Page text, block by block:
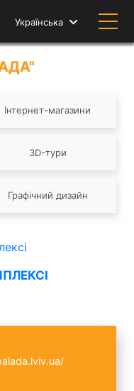
Українська
Інтернет-магазини
3D-тури
Графічний дизайн